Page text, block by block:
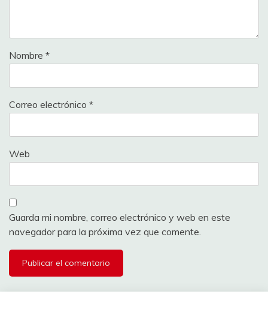
Nombre *
Correo electrónico *
Web
Guarda mi nombre, correo electrónico y web en este
navegador para la próxima vez que comente.